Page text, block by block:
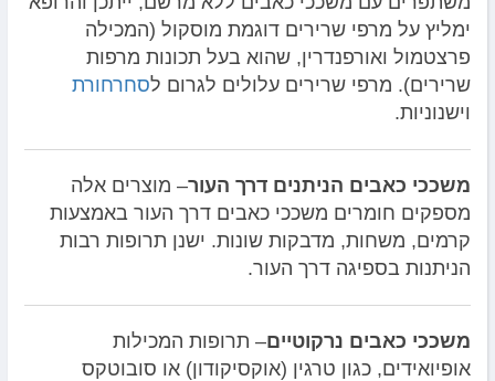
ימליץ על מרפי שרירים דוגמת מוסקול (המכילה
פרצטמול ואורפנדרין, שהוא בעל תכונות מרפות
שרירים). מרפי שרירים עלולים לגרום לסחרחורת
וישנוניות.
משככי כאבים הניתנים דרך העור– מוצרים אלה
מספקים חומרים משככי כאבים דרך העור באמצעות
קרמים, משחות, מדבקות שונות. ישנן תרופות רבות
הניתנות בספיגה דרך העור.
משככי כאבים נרקוטיים– תרופות המכילות
אופיואידים, כגון טרגין (אוקסיקודון) או סובוטקס